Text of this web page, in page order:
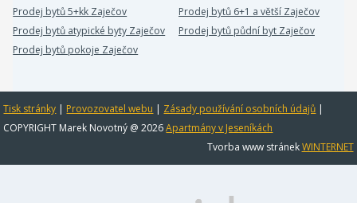
Prodej bytů 5+kk Zaječov
Prodej bytů 6+1 a větší Zaječov
Prodej bytů atypické byty Zaječov
Prodej bytů půdní byt Zaječov
Prodej bytů pokoje Zaječov
Tisk stránky | Provozovatel webu | Zásady používání osobních údajů |
COPYRIGHT Marek Novotný @ 2026Apartmány v Jeseníkách
Tvorba www stránekWINTERNET